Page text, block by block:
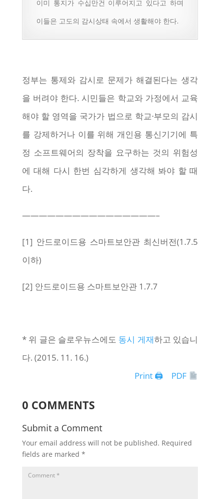
이미 통지가 수십만건 이루어지고 있다고 하며
이들은 고도의 감시상태 속에서 생활해야 한다.
정부는 통제와 감시로 문제가 해결된다는 생각
을 버려야 한다. 시민들은 학교와 가정에서 교육
해야 할 영역을 국가가 법으로 학교·부모의 감시
를 강제하거나 이를 위해 개인용 통신기기에 특
정 소프트웨어의 장착을 요구하는 것의 위험성
에 대해 다시 한번 심각하게 생각해 봐야 할 때
다.
————————————————–
[1] 안드로이드용 스마트보안관 최신버전(1.7.5
이하)
[2] 안드로이드용 스마트보안관 1.7.7
* 위 글은 슬로우뉴스에도 동시 게재하고 있습니
다. (2015. 11. 16.)
Print 🖨
PDF
0 COMMENTS
Submit a Comment
Your email address will not be published. Required
fields are marked *